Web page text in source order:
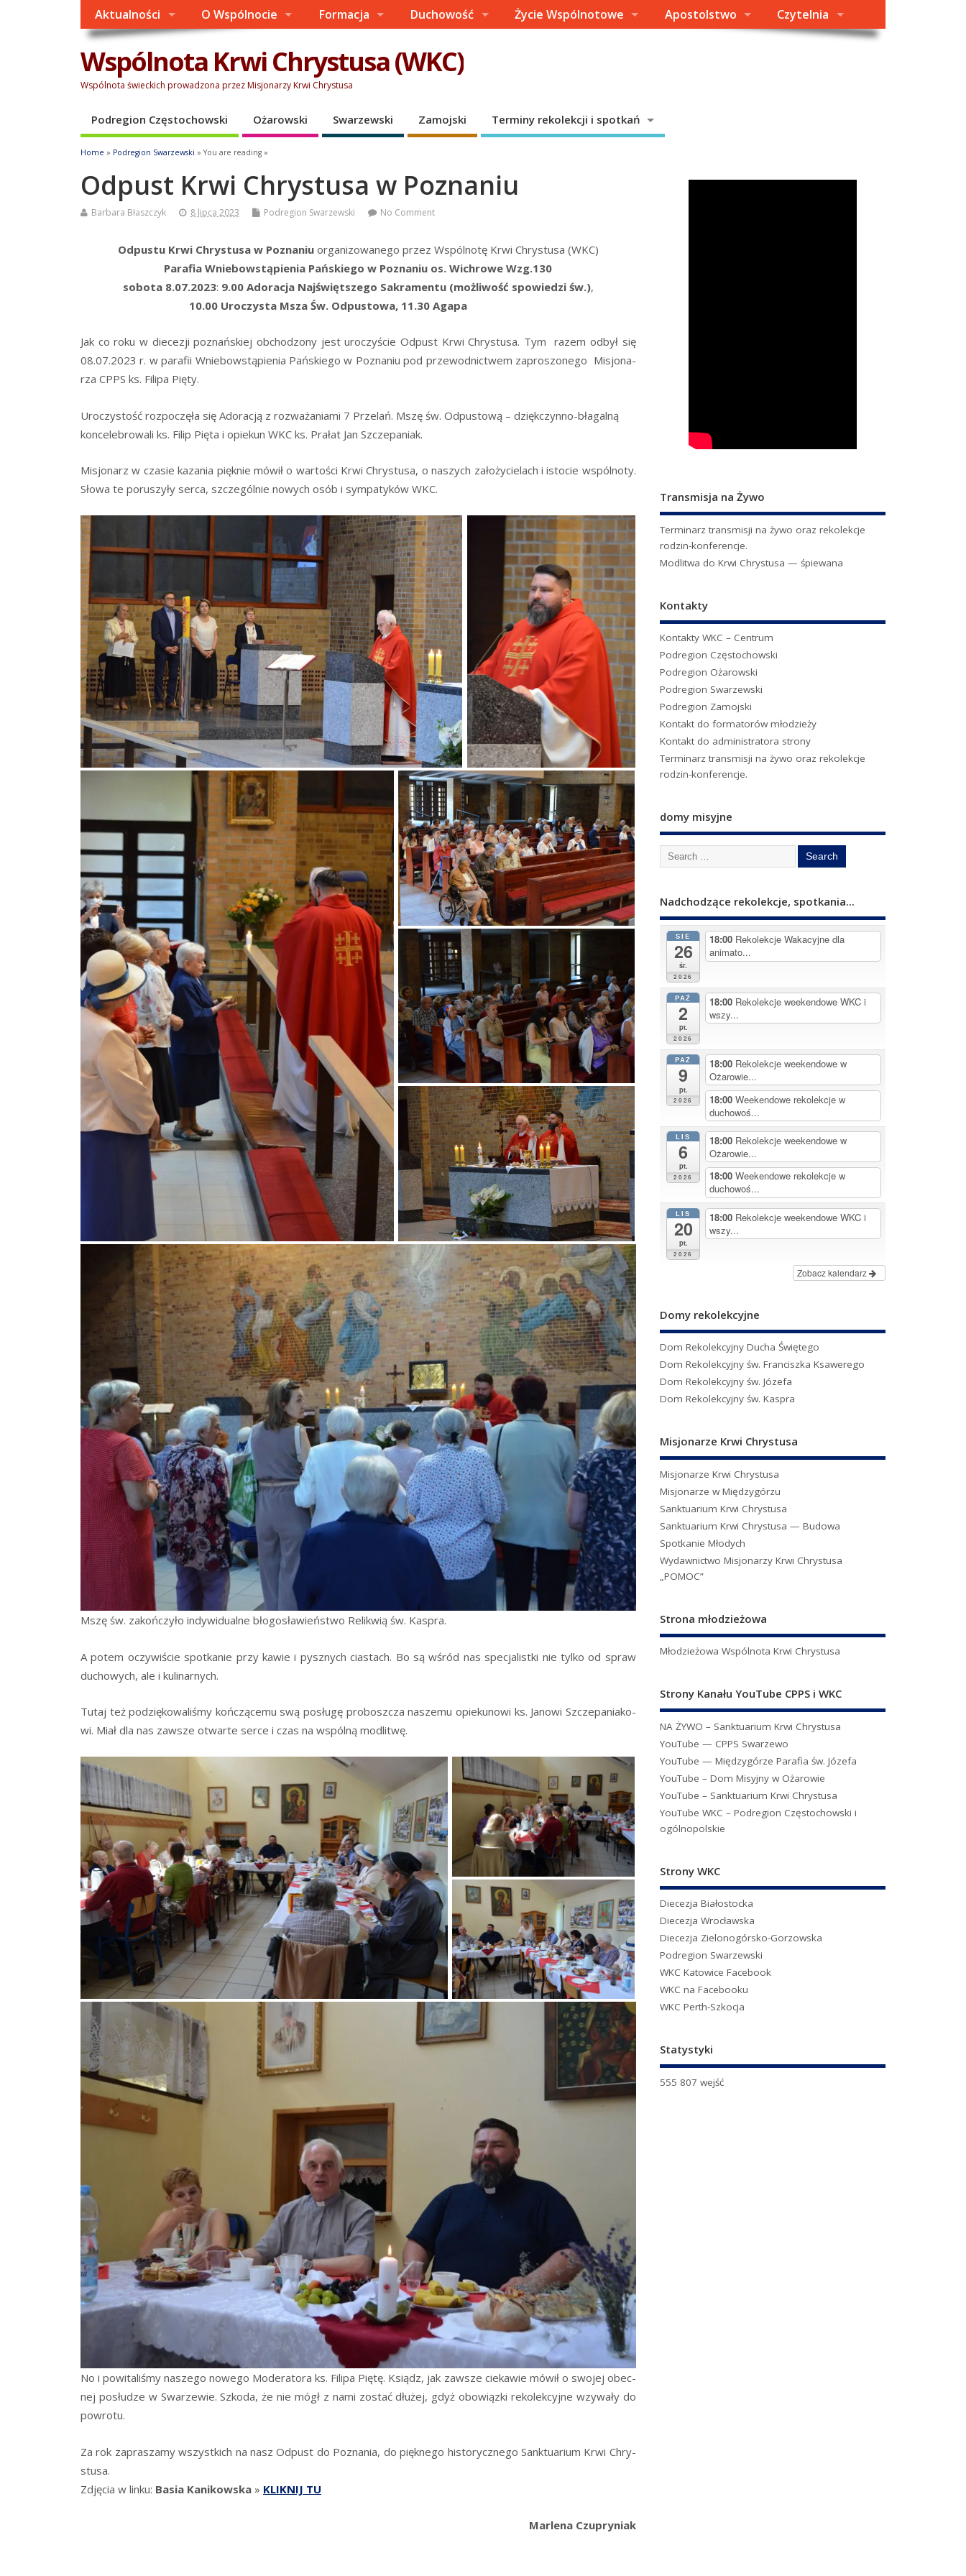
Aktualności O Wspólnocie Formacja Duchowość Życie Wspólnotowe Apostolstwo Czytelnia
Wspólnota Krwi Chrystusa (WKC)
Wspólnota świeckich prowadzona przez Misjonarzy Krwi Chrystusa
Podregion Częstochowski Ożarowski Swarzewski Zamojski Terminy rekolekcji i spotkań
Home » Podregion Swarzewski » You are reading »
Odpust Krwi Chrystusa w Poznaniu
Barbara Błaszczyk 8 lipca 2023 Podregion Swarzewski No Comment
Odpu­stu Krwi Chry­stu­sa w Pozna­niuorga­ni­zo­wa­ne­go przez Wspól­no­tę Krwi Chry­stu­sa (WKC)
Para­fia Wnie­bo­wstą­pie­nia Pań­skie­go w Pozna­niu os. Wichro­we Wzg.130
sobo­ta 8.07.2023: 9.00 Ado­ra­cja Naj­święt­sze­go Sakra­men­tu (moż­li­wość spo­wie­dzi św.),
10.00 Uro­czy­sta Msza Św. Odpu­sto­wa, 11.30 Aga­pa
Jak co roku w die­ce­zji poznań­skiej obcho­dzo­ny jest uro­czy­ście Odpust Krwi Chry­stu­sa. Tym razem odbył się
08.07.2023 r. w para­fii Wnie­bo­wstą­pie­nia Pań­skie­go w Pozna­niu pod prze­wod­nic­twem zapro­szo­ne­go Misjo­na­
rza CPPS ks. Fili­pa Pięty.
Uro­czy­stość roz­po­czę­ła się Ado­ra­cją z roz­wa­ża­nia­mi 7 Prze­lań. Mszę św. Odpu­sto­wą – dzięk­czyn­no-bła­gal­ną
kon­ce­le­bro­wa­li ks. Filip Pię­ta i opie­kun WKC ks. Pra­łat Jan Szczepaniak.
Misjo­narz w cza­sie kaza­nia pięk­nie mówił o war­to­ści Krwi Chry­stu­sa, o naszych zało­ży­cie­lach i isto­cie wspól­no­ty.
Sło­wa te poru­szy­ły ser­ca, szcze­gól­nie nowych osób i sym­pa­ty­ków WKC.
Mszę św. zakoń­czy­ło indy­wi­du­al­ne bło­go­sła­wień­stwo Reli­kwią św. Kaspra.
A potem oczy­wi­ście spo­tka­nie przy kawie i pysz­nych cia­stach. Bo są wśród nas spe­cja­list­ki nie tyl­ko od spraw
ducho­wych, ale i kulinarnych.
Tutaj też podzię­ko­wa­li­śmy koń­czą­ce­mu swą posłu­gę pro­bosz­cza nasze­mu opie­ku­no­wi ks. Jano­wi Szcze­pa­nia­ko­
wi. Miał dla nas zawsze otwar­te ser­ce i czas na wspól­ną modlitwę.
No i powi­ta­li­śmy nasze­go nowe­go Mode­ra­to­ra ks. Fili­pa Pię­tę. Ksiądz, jak zawsze cie­ka­wie mówił o swo­jej obec­
nej posłu­dze w Swa­rze­wie. Szko­da, że nie mógł z nami zostać dłu­żej, gdyż obo­wiąz­ki reko­lek­cyj­ne wzy­wa­ły do
powrotu.
Za rok zapra­sza­my wszyst­kich na nasz Odpust do Pozna­nia, do pięk­ne­go histo­rycz­ne­go Sank­tu­arium Krwi Chry­
stu­sa.
Zdję­cia w lin­ku: Basia Kani­kow­ska » KLIKNIJ TU
Mar­le­na Czupryniak
Transmisja na Żywo
Terminarz transmisji na żywo oraz rekolekcje
rodzin-konferencje.
Modlitwa do Krwi Chrystusa — śpiewana
Kontakty
Kontakty WKC – Centrum
Podregion Częstochowski
Podregion Ożarowski
Podregion Swarzewski
Podregion Zamojski
Kontakt do formatorów młodzieży
Kontakt do administratora strony
Terminarz transmisji na żywo oraz rekolekcje
rodzin-konferencje.
domy misyjne
Nadchodzące rekolekcje, spotkania...
SIE
26
śr.
2026
18:00 Rekolekcje Wakacyjne dla
animato...
PAŹ
2
pt.
2026
18:00 Rekolekcje weekendowe WKC i
wszy...
PAŹ
9
pt.
2026
18:00 Rekolekcje weekendowe w
Ożarowie...
18:00 Weekendowe rekolekcje w
duchowoś...
LIS
6
pt.
2026
18:00 Rekolekcje weekendowe w
Ożarowie...
18:00 Weekendowe rekolekcje w
duchowoś...
LIS
20
pt.
2026
18:00 Rekolekcje weekendowe WKC i
wszy...
Zobacz kalendarz
Domy rekolekcyjne
Dom Rekolekcyjny Ducha Świętego
Dom Rekolekcyjny św. Franciszka Ksawerego
Dom Rekolekcyjny św. Józefa
Dom Rekolekcyjny św. Kaspra
Misjonarze Krwi Chrystusa
Misjonarze Krwi Chrystusa
Misjonarze w Międzygórzu
Sanktuarium Krwi Chrystusa
Sanktuarium Krwi Chrystusa — Budowa
Spotkanie Młodych
Wydawnictwo Misjonarzy Krwi Chrystusa
„POMOC”
Strona młodzieżowa
Młodzieżowa Wspólnota Krwi Chrystusa
Strony Kanału YouTube CPPS i WKC
NA ŻYWO – Sanktuarium Krwi Chrystusa
YouTube — CPPS Swarzewo
YouTube — Międzygórze Parafia św. Józefa
YouTube – Dom Misyjny w Ożarowie
YouTube – Sanktuarium Krwi Chrystusa
YouTube WKC – Podregion Częstochowski i
ogólnopolskie
Strony WKC
Diecezja Białostocka
Diecezja Wrocławska
Diecezja Zielonogórsko-Gorzowska
Podregion Swarzewski
WKC Katowice Facebook
WKC na Facebooku
WKC Perth-Szkocja
Statystyki
555 807 wejść